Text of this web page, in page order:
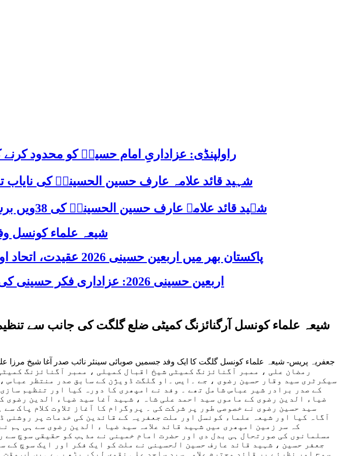
راولپنڈی: عزاداریِ امام حسینؑ کو محدود
شہید قائد علامہ عارف حسین الحسینیؒ کی نایاب
شہید قائد علامہ عارف حسین الحسینیؒ کی 38ویں برسی پر قائد ملت جعفریہ پاکستان علامہ ساجد علی نقوی کا اہم پیغام
شیعہ علماء کونسل
پاکستان بھر میں اربعین حسینی 2026 عقیدت، اتحاد اور جوش و جذبے کے ساتھ منایا گیا، لاکھوں عزادار جلوسوں میں شریک
اربعین حسینی 2026: عزاداری فکر حسینی کی ترویج کا ذریعہ ہے، قائد ملت جعفریہ آیت اللہ سید ساجد علی نقوی
شیعہ علماء کونسل آرگنائزنگ کمیٹی ضلع گلگت کی جانب سے
جعفریہ پریس- شیعہ علماء کونسل گلگت کا ایک وفد جسمیں صوبائی سینئر نائب صدر آغا شیخ
سیکرٹری سید وقار حسین رضوی ، جے ۔ایس ۔او گلگت ڈویژن کے سابق صدر منتظر
کے صدر برادر شیر عباس شامل تھے ۔ وفد نے امپھری کا دورہ کیا اور تنظیم
ضیاء الدین رضوی کے ماموں سید احمد علی شاہ ، شہید آغا سید ضیاء الدین
سید حسین رضوی نے خصوصی طور پر شرکت کی ۔ پروگرام کا آغاز تلاوت کلام پاک
آگاہ کیا اور شیعہ علماء کونسل اور ملت جعفریہ کے قائدین کی خدمات پر
کہ سر زمین امپھری میں شہید قائد علامہ سید ضیا ء الدین رضوی سے ہی ہم
مسلمانوں کی صورتحال ہی بدل دی اور حضرت امام خمینی نے مذہب کو حقیقی سوچ
جعفر حسین ، شہید قائد عارف حسین الحسینی نے ملت کو ایک فکر اور ایک سوچ کے
سوچ اور نظرئے پر قائد محترم علامہ سید ساجد علی نقوی لیکر بڑھ رہے ہیں اب